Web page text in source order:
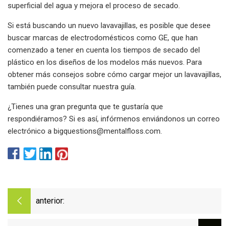
superficial del agua y mejora el proceso de secado.
Si está buscando un nuevo lavavajillas, es posible que desee
buscar marcas de electrodomésticos como GE, que han
comenzado a tener en cuenta los tiempos de secado del
plástico en los diseños de los modelos más nuevos. Para
obtener más consejos sobre cómo cargar mejor un lavavajillas,
también puede consultar nuestra guía.
¿Tienes una gran pregunta que te gustaría que
respondiéramos? Si es así, infórmenos enviándonos un correo
electrónico a bigquestions@mentalfloss.com.
anterior: